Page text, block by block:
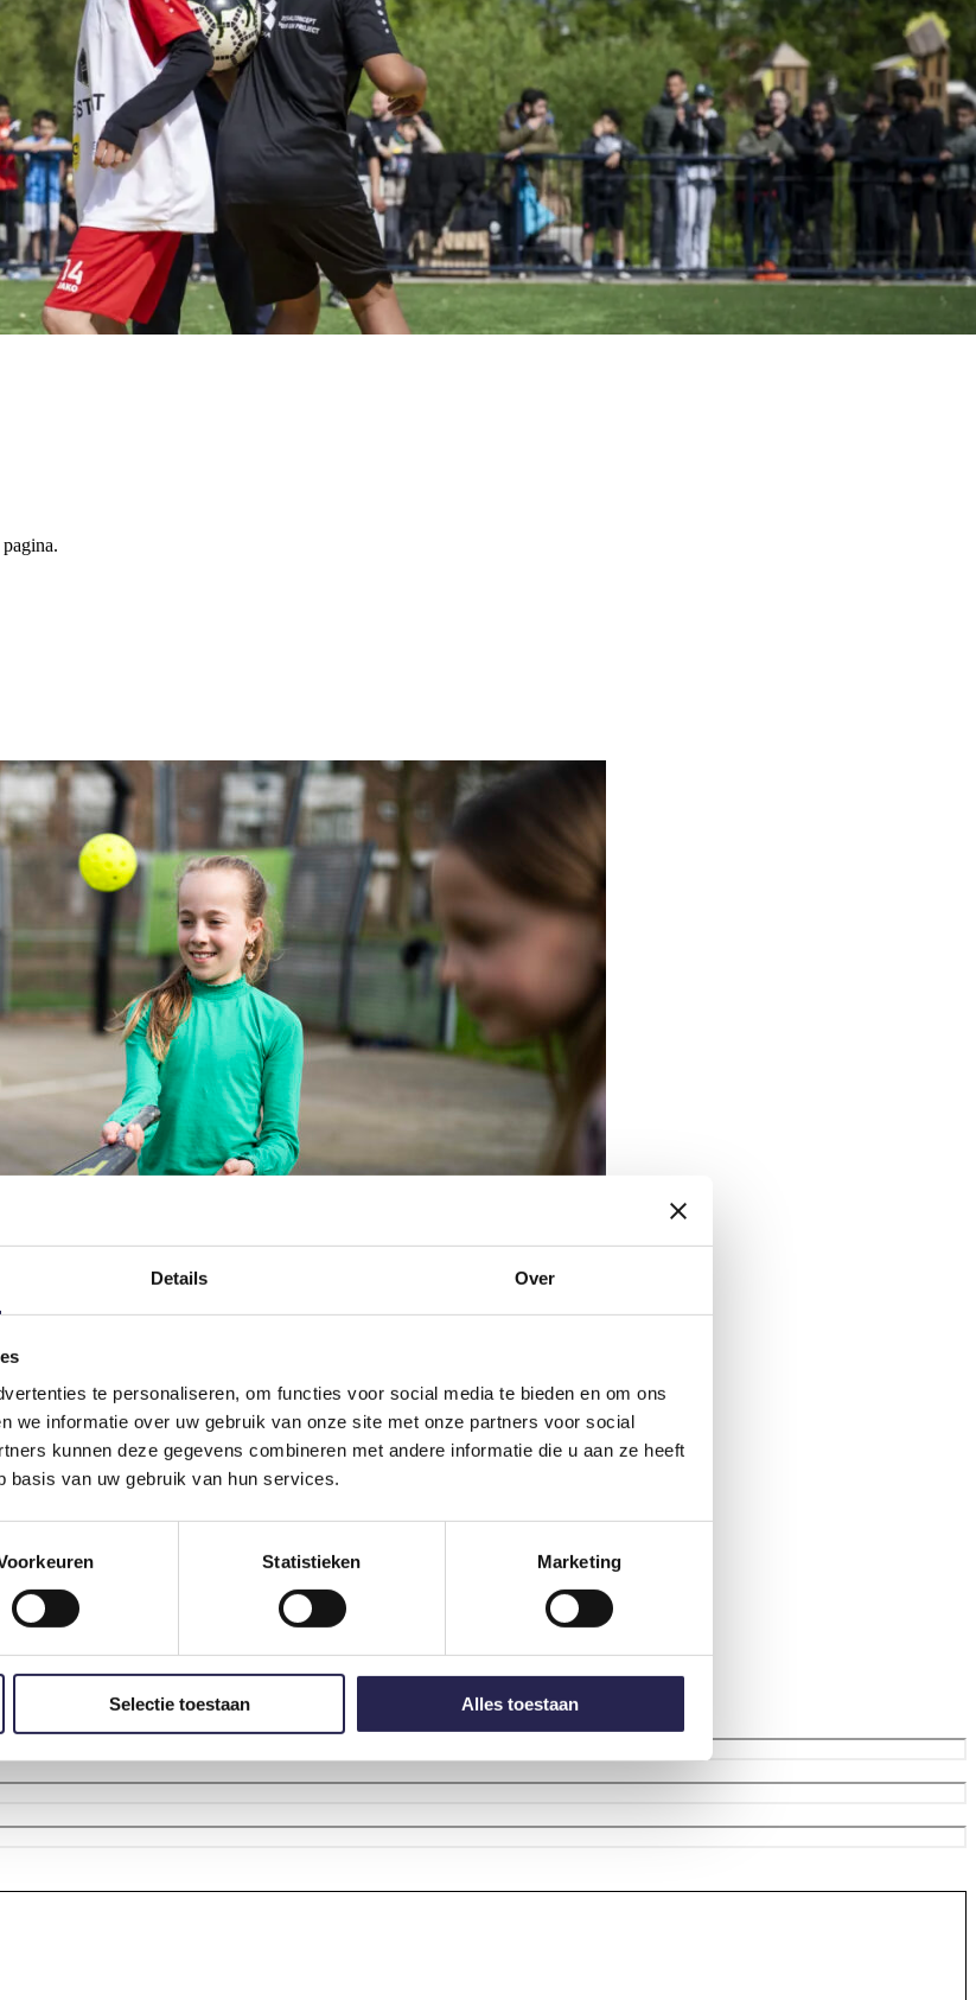
Details Over
te personaliseren, om functies voor social media te bieden en om ons
we informatie over uw gebruik van onze site met onze partners voor social
kunnen deze gegevens combineren met andere informatie die u aan ze heeft
basis van uw gebruik van hun services.
Statistieken Marketing
Selectie toestaan Alles toestaan
Neem contact met ons op en we komen snel bij je op de lijn.
Achternaam